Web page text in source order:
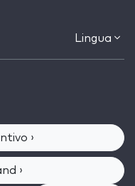
Lingua
›
›